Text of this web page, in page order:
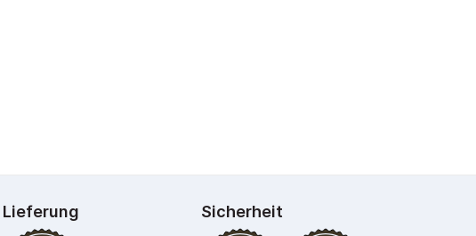
Lieferung Sicherheit